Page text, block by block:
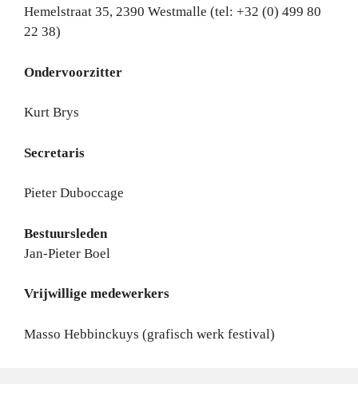
Hemelstraat 35, 2390 Westmalle (tel: +32 (0) 499 80
22 38)
Ondervoorzitter
Kurt Brys
Secretaris
Pieter Duboccage
Bestuursleden
Jan-Pieter Boel
Vrijwillige medewerkers
Masso Hebbinckuys (grafisch werk festival)